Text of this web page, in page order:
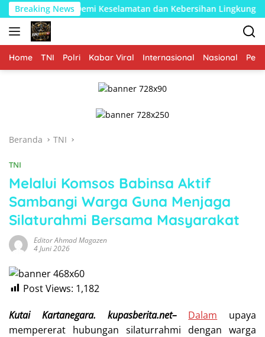
Langsung
ke
konten
Breaking News
Demi Keselamatan dan Kebersihan Lingkungan
Home TNI Polri Kabar Viral Internasional Nasional
Beranda TNI
TNI
Melalui Komsos Babinsa Aktif
Sambangi Warga Guna Menjaga
Silaturahmi Bersama Masyarakat
Editor Ahmad Magazen
4 Juni 2026
Post Views: 1,182
Kutai Kartanegara. kupasberita.net– Dalam upaya
mempererat hubungan silaturrahmi dengan warga